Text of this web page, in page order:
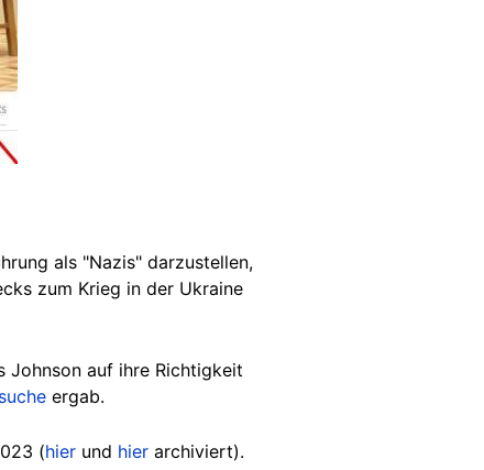
als "Nazis" darzustellen,
zum Krieg in der Ukraine
Johnson auf ihre Richtigkeit
ergab.
(hier und hier archiviert).